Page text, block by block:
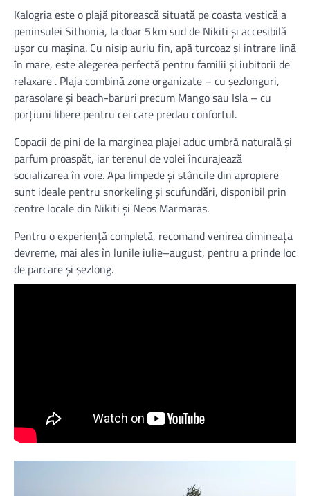
Kalogria este o plajă pitorească situată pe coasta vestică a
peninsulei Sithonia, la doar 5 km sud de Nikiti și accesibilă
ușor cu mașina. Cu nisip auriu fin, apă turcoaz și intrare lină
în mare, este alegerea perfectă pentru familii și iubitorii de
relaxare . Plaja combină zone organizate – cu șezlonguri,
parasolare și beach-baruri precum Mango sau Isla – cu
porțiuni libere pentru cei care predau confortul.
Copacii de pini de la marginea plajei aduc umbră naturală și
parfum proaspăt, iar terenul de volei încurajează
socializarea în voie. Apa limpede și stâncile din apropiere
sunt ideale pentru snorkeling și scufundări, disponibil prin
centre locale din Nikiti și Neos Marmaras.
Pentru o experiență completă, recomand venirea dimineața
devreme, mai ales în lunile iulie–august, pentru a prinde loc
de parcare și șezlong.